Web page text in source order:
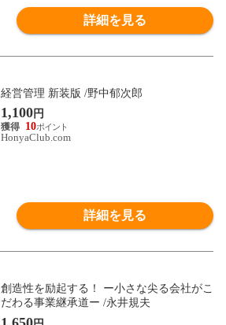
詳細を見る
経営管理 新装版 /野中郁次郎
1,100円
10
HonyaClub.com
詳細を見る
創造性を励起する！ ー小さな尖る会社がこ
だわる事業継承道ー /永井規夫